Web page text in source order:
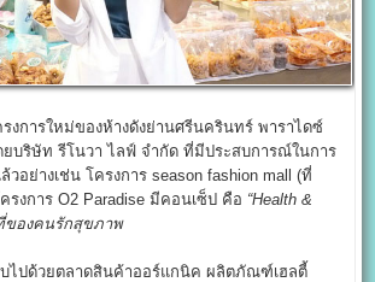
งการใหม่ของห้างดังย่านศรีนครินทร์ พาราไดซ์
ยบริษัท รีโนวา ไลฟ์ จำกัด ที่มีประสบการณ์ในการ
อย่างเช่น โครงการ season fashion mall (ที่
งการ O2 Paradise มีคอนเซ็ป คือ “Health &
ของคนรักสุขภาพ
ไปด้วยตลาดสินค้าออร์แกนิค ผลิตภัณฑ์เฮลตี้